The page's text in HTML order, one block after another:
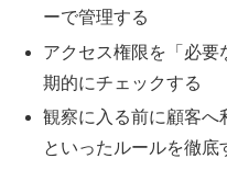
ーで管理する
アクセス権限を「必要
期的にチェックする
観察に入る前に顧客へ
といったルールを徹底